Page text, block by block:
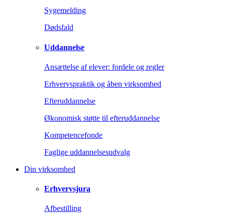
Sygemelding
Dødsfald
Uddannelse
Ansættelse af elever: fordele og regler
Erhvervspraktik og åben virksomhed
Efteruddannelse
Økonomisk støtte til efteruddannelse
Kompetencefonde
Faglige uddannelsesudvalg
Din virksomhed
Erhvervsjura
Afbestilling